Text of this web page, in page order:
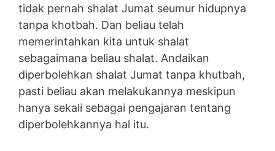
tidak pernah shalat Jumat seumur hidupnya
tanpa khotbah. Dan beliau telah
memerintahkan kita untuk shalat
sebagaimana beliau shalat. Andaikan
diperbolehkan shalat Jumat tanpa khutbah,
pasti beliau akan melakukannya meskipun
hanya sekali sebagai pengajaran tentang
diperbolehkannya hal itu.